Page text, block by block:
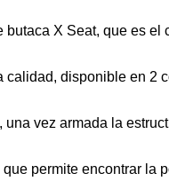
X Seat, que es
disponible en 2
vez armada la
permite encontrar